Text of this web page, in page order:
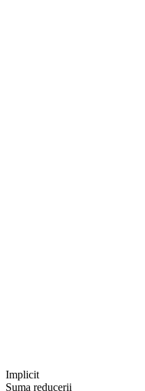
Implicit
Suma reducerii